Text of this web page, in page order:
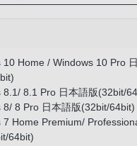
10 Home / Windows 10 Pro
8.1/ 8.1 Pro 日本語版(32bit/
8/ 8 Pro 日本語版(32bit/64bit)
7 Home Premium/
64bit)